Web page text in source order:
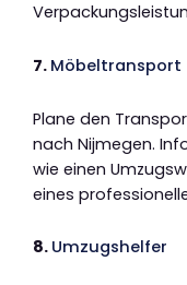
7. Möbeltransport
Plane den
nach Nijmegen.
wie einen
eines
8. Umzugshelfer